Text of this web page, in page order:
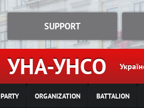
Jump to navigation
УНА-УНСО
SUPPORT
PARTY ORGANIZATION BATTALION